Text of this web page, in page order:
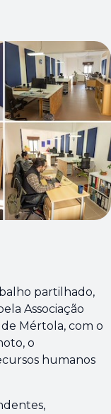
partilhado,
Associação
Mértola, com o
o
humanos